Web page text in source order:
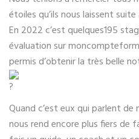
étoiles qu’ils nous laissent
En 2022 c’est quelques195
évaluation sur
permis d’obtenir la très belle
Quand c’est eux qui parlent
nous rend encore plus fiers de